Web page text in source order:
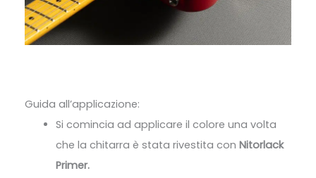
Guida all’applicazione:
Si comincia ad applicare il colore una volta
che la chitarra è stata rivestita con Nitorlack
Primer.